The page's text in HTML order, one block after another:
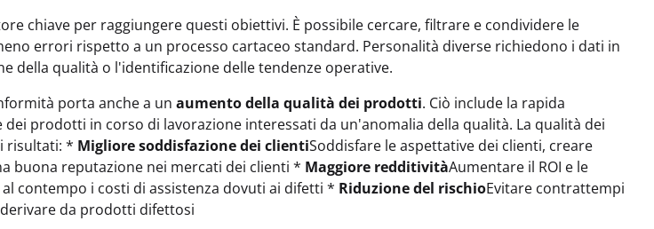
chiave per raggiungere questi obiettivi. È possibile cercare, filtrare e condividere le
errori rispetto a un processo cartaceo standard. Personalità diverse richiedono i dati in
della qualità o l'identificazione delle tendenze operative.
porta anche a un aumento della qualità dei prodotti. Ciò include la rapida
prodotti in corso di lavorazione interessati da un'anomalia della qualità. La qualità dei
risultati: * Migliore soddisfazione dei clientiSoddisfare le aspettative dei clienti, creare
buona reputazione nei mercati dei clienti * Maggiore redditivitàAumentare il ROI e le
contempo i costi di assistenza dovuti ai difetti * Riduzione del rischioEvitare contrattempi
da prodotti difettosi